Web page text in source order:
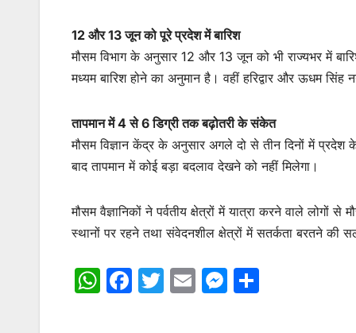
12 और 13 जून को पूरे प्रदेश में बारिश
मौसम विभाग के अनुसार 12 और 13 जून को भी राज्यभर में
मध्यम बारिश होने का अनुमान है। वहीं हरिद्वार और ऊधम सिंह
तापमान में 4 से 6 डिग्री तक बढ़ोतरी के संकेत
मौसम विज्ञान केंद्र के अनुसार अगले दो से तीन दिनों में
बाद तापमान में कोई बड़ा बदलाव देखने को नहीं मिलेगा।
मौसम वैज्ञानिकों ने पर्वतीय क्षेत्रों में यात्रा करने वाले
स्थानों पर रहने तथा संवेदनशील क्षेत्रों में सतर्कता बरतने की
W F
T
E
M